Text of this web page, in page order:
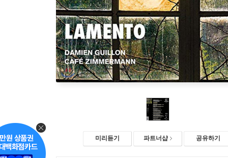
미리듣기 파트너샵 공유하기